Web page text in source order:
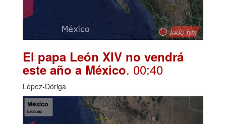
El papa León XIV no vendrá
este año a México. 00:40
López-Dóriga